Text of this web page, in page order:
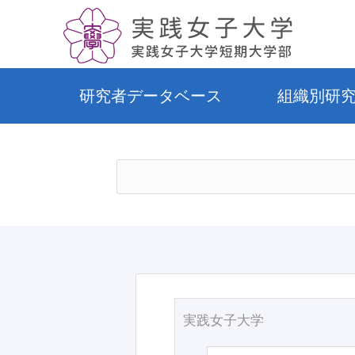
研究者データベース 組織別研
実践女子大学